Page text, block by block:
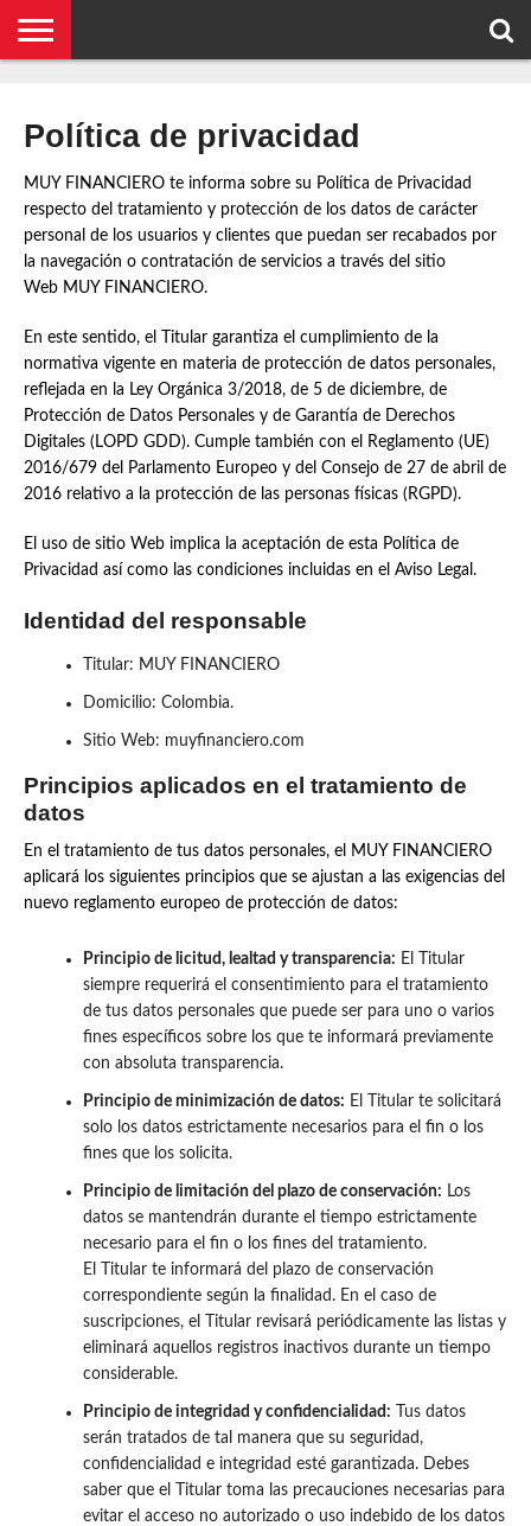
QUÉ
SE
TRATA
Política de privacidad
MUY FINANCIERO te informa sobre su Política de Privacidad
respecto del tratamiento y protección de los datos de carácter
personal de los usuarios y clientes que puedan ser recabados por
la navegación o contratación de servicios a través del sitio
Web MUY FINANCIERO.
En este sentido, el Titular garantiza el cumplimiento de la
normativa vigente en materia de protección de datos personales,
reflejada en la Ley Orgánica 3/2018, de 5 de diciembre, de
Protección de Datos Personales y de Garantía de Derechos
Digitales (LOPD GDD). Cumple también con el Reglamento (UE)
2016/679 del Parlamento Europeo y del Consejo de 27 de abril de
2016 relativo a la protección de las personas físicas (RGPD).
El uso de sitio Web implica la aceptación de esta Política de
Privacidad así como las condiciones incluidas en el Aviso Legal.
Identidad del responsable
Titular: MUY FINANCIERO
Domicilio: Colombia.
Sitio Web: muyfinanciero.com
Principios aplicados en el tratamiento de
datos
En el tratamiento de tus datos personales, el MUY FINANCIERO
aplicará los siguientes principios que se ajustan a las exigencias del
nuevo reglamento europeo de protección de datos:
Principio de licitud, lealtad y transparencia: El Titular
siempre requerirá el consentimiento para el tratamiento
de tus datos personales que puede ser para uno o varios
fines específicos sobre los que te informará previamente
con absoluta transparencia.
Principio de minimización de datos: El Titular te solicitará
solo los datos estrictamente necesarios para el fin o los
fines que los solicita.
Principio de limitación del plazo de conservación: Los
datos se mantendrán durante el tiempo estrictamente
necesario para el fin o los fines del tratamiento.
El Titular te informará del plazo de conservación
correspondiente según la finalidad. En el caso de
suscripciones, el Titular revisará periódicamente las listas y
eliminará aquellos registros inactivos durante un tiempo
considerable.
Principio de integridad y confidencialidad: Tus datos
serán tratados de tal manera que su seguridad,
confidencialidad e integridad esté garantizada. Debes
saber que el Titular toma las precauciones necesarias para
evitar el acceso no autorizado o uso indebido de los datos